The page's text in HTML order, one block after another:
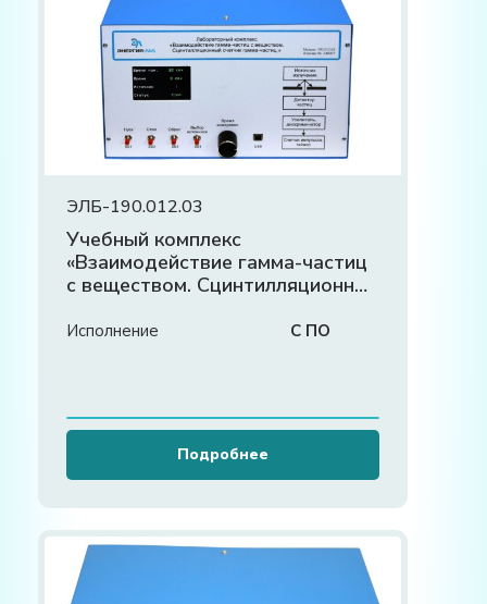
ЭЛБ-190.012.03
Учебный комплекс
«Взаимодействие гамма-частиц
с веществом. Сцинтилляционный
Исполнение С ПО
Подробнее